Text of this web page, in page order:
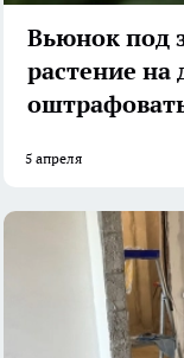
Вьюнок под
растение на
5 апреля